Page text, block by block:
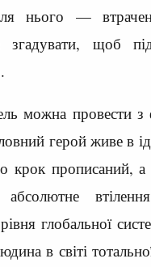
нього —
щоб
можна провести
герой живе в
крок прописаний,
втілення
глобальної
в світі